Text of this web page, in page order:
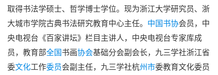
取得书法学硕士、哲学博士学位。现为浙江大学研究员、浙
大城市学院古典书法研究教育中心主任。 中国书协会员，中
央电视台《百家讲坛》栏目主讲人，中央电视台专家库成
员，教育部全国书画协会基础分会副会长，九三学社浙江省
委文化工作委员会副主任，九三学社杭州市委教育文化委员